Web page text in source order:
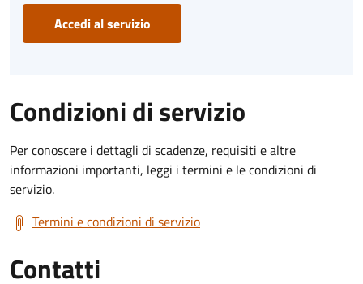
Accedi al servizio
Condizioni di servizio
Per conoscere i dettagli di scadenze, requisiti e altre
informazioni importanti, leggi i termini e le condizioni di
servizio.
Termini e condizioni di servizio
Contatti